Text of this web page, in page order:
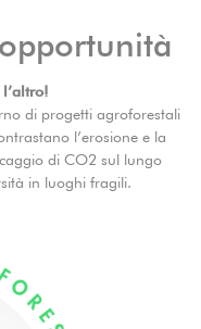
di progetti agroforestali
l’erosione e la
di CO2 sul lungo
in luoghi fragili.